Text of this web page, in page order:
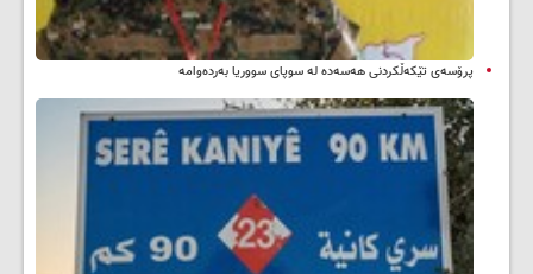
پرۆسەی تێکەڵکردنی هەسەدە لە سوپای سووریا بەردەوامە